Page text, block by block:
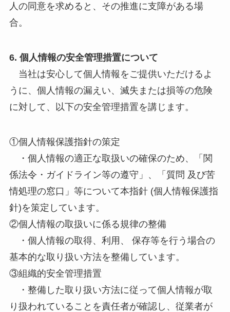
人の同意を求めると、その推進に支障がある場
合。
6. 個人情報の安全管理措置について
当社は安心して個人情報をご提供いただけるよ
うに、個人情報の漏えい、滅失または損等の危険
に対して、以下の安全管理措置を講じます。
①個人情報保護指針の策定
・個人情報の適正な取扱いの確保のため、「関
係法令・ガイドライン等の遵守」、「質問 及び苦
情処理の窓口」等について本指針 (個人情報保護指
針)を策定しています。
②個人情報の取扱いに係る規律の整備
・個人情報の取得、利用、 保存等を行う場合の
基本的な取り扱い方法を整備しています。
③組織的安全管理措置
・整備した取り扱い方法に従って個人情報が取
り扱われていることを責任者が確認し、従業者が